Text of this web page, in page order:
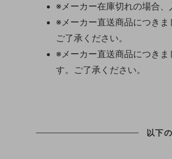
※メーカー在庫切れの場合、
※メーカー直送商品につきま
ご了承ください。
※メーカー直送商品につき
す。ご了承ください。
以下